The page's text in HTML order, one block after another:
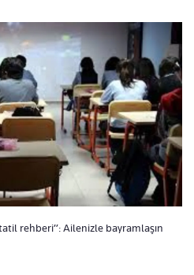
rehberi”: Ailenizle bayramlaşın